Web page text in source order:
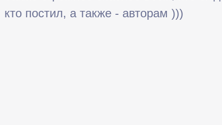
кто постил, а также - авторам )))